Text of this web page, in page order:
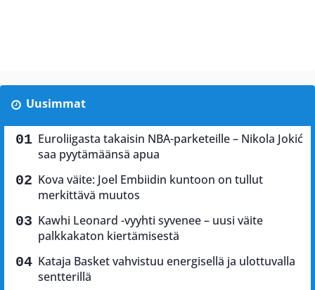
Uusimmat
Euroliigasta takaisin NBA-parketeille – Nikola Jokić
saa pyytämäänsä apua
Kova väite: Joel Embiidin kuntoon on tullut
merkittävä muutos
Kawhi Leonard -vyyhti syvenee – uusi väite
palkkakaton kiertämisestä
Kataja Basket vahvistuu energisellä ja ulottuvalla
sentterillä